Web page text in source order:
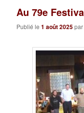
Au 79e
Publié le1 août 2025